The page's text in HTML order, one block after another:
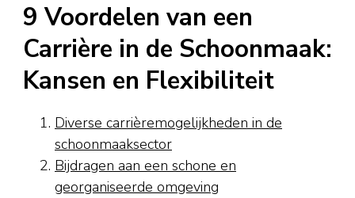
9 Voordelen van een
Carrière in de Schoonmaak:
Kansen en Flexibiliteit
Diverse carrièremogelijkheden in de
schoonmaaksector
Bijdragen aan een schone en
georganiseerde omgeving